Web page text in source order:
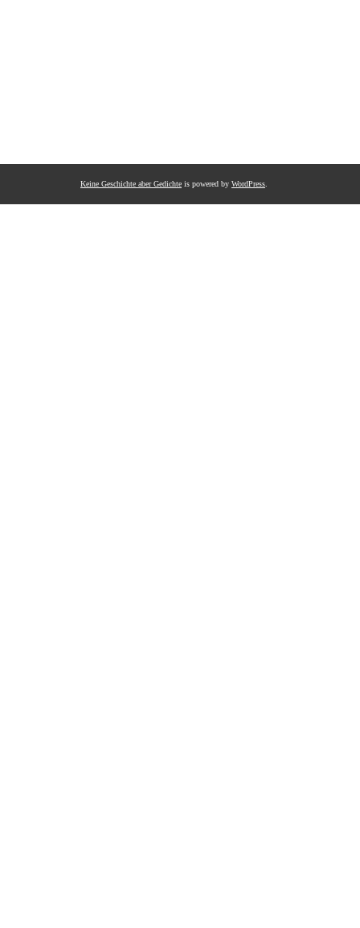
Keine Geschichte aber Gedichte is powered by WordPress